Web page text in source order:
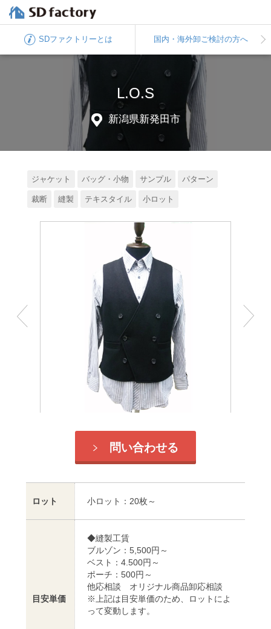
SDファクトリー とは 国内・海外卸ご検討の方へ
L.O.S
新潟県新発田市
ジャケット バッグ・小物 サンプル パターン
裁断 縫製 テキスタイル 小ロット
問い合わせる
ロット 小ロット：20枚～
目安単価
◆縫製工賃
ブルゾン：5,500円～
ベスト：4.500円～
ポーチ：500円～
他応相談 オリジナル商品卸応相談
※上記は目安単価のため、ロットによ
って変動します。